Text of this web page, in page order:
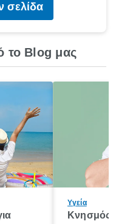
σελίδα
το Blog μας
Υγεία
Κνησμός: